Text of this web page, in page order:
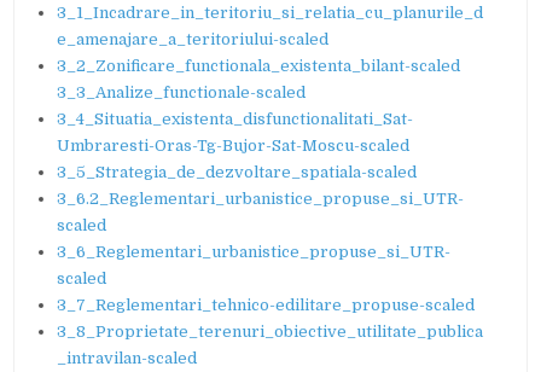
3_1_Incadrare_in_teritoriu_si_relatia_cu_planurile_d
e_amenajare_a_teritoriului-scaled
3_2_Zonificare_functionala_existenta_bilant-scaled
3_3_Analize_functionale-scaled
3_4_Situatia_existenta_disfunctionalitati_Sat-
Umbraresti-Oras-Tg-Bujor-Sat-Moscu-scaled
3_5_Strategia_de_dezvoltare_spatiala-scaled
3_6.2_Reglementari_urbanistice_propuse_si_UTR-
scaled
3_6_Reglementari_urbanistice_propuse_si_UTR-
scaled
3_7_Reglementari_tehnico-edilitare_propuse-scaled
3_8_Proprietate_terenuri_obiective_utilitate_publica
_intravilan-scaled